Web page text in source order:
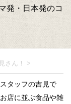
発・日本発のコ
さん！ >
タッフの吉見で
店に並ぶ食品や雑